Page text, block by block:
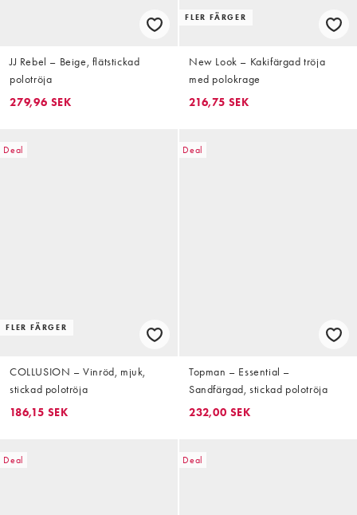
JJ Rebel – Beige, flätstickad
polotröja
279,96 SEK
FLER FÄRGER
New Look – Kakifärgad tröja
med polokrage
216,75 SEK
Deal
FLER FÄRGER
COLLUSION – Vinröd, mjuk,
stickad polotröja
186,15 SEK
Deal
Topman – Essential –
Sandfärgad, stickad polotröja
232,00 SEK
Deal Deal